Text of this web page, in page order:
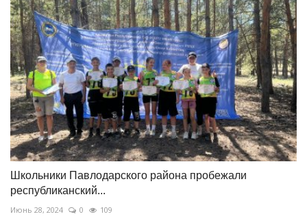
Школьники Павлодарского района пробежали
республиканский...
Июнь 28, 2024 0 109